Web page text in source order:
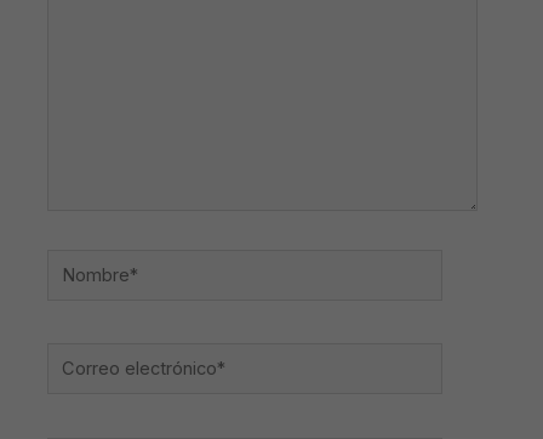
Nombre*
Correo